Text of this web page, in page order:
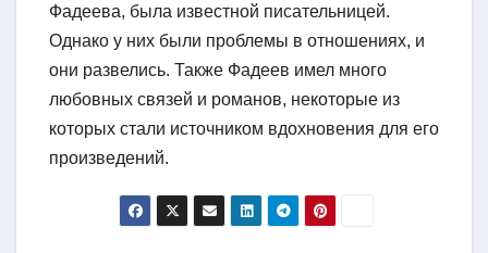
Фадеева, была известной писательницей.
Однако у них были проблемы в отношениях, и
они развелись. Также Фадеев имел много
любовных связей и романов, некоторые из
которых стали источником вдохновения для его
произведений.